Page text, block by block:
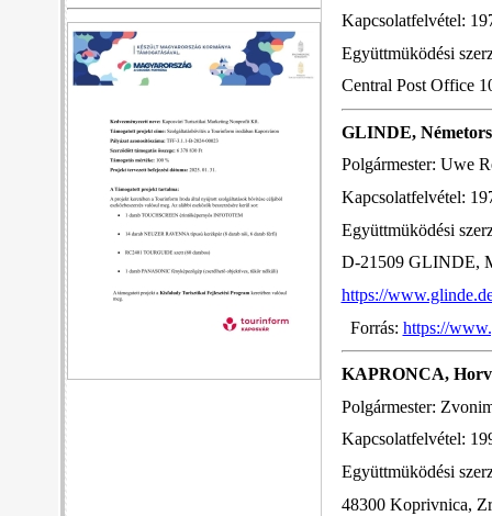
Kapcsolatfelvétel:
Együttmüködési
Central Post Office
GLINDE,
Polgármester: Uwe
Kapcsolatfelvétel:
Együttmüködési
D-21509 GLINDE,
https://
Forrás: https://
KAPRONCA,
Polgármester:
Kapcsolatfelvétel:
Együttmüködési
48300 Koprivnica,